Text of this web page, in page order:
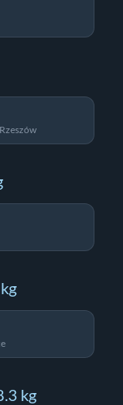
Rzeszów
kg